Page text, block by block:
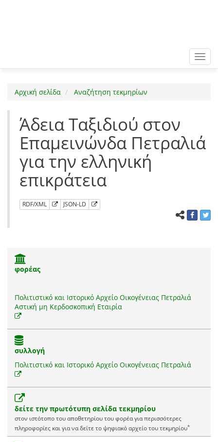
Αρχική σελίδα Αναζήτηση τεκμηρίων
Άδεια Ταξιδιού στον
Επαμεινώνδα Πετραλιά
για την ελληνική
επικράτεια
RDF/XML JSON-LD
φορέας
Πολιτιστικό και Ιστορικό Αρχείο Οικογένειας Πετραλιά
Αστική μη Κερδοσκοπική Εταιρία
συλλογή
Πολιτιστικό και Ιστορικό Αρχείο Οικογένειας Πετραλιά
δείτε την πρωτότυπη σελίδα τεκμηρίου
στον ιστότοπο του αποθετηρίου του φορέα για περισσότερες
πληροφορίες και για να δείτε το ψηφιακό αρχείο του τεκμηρίου*